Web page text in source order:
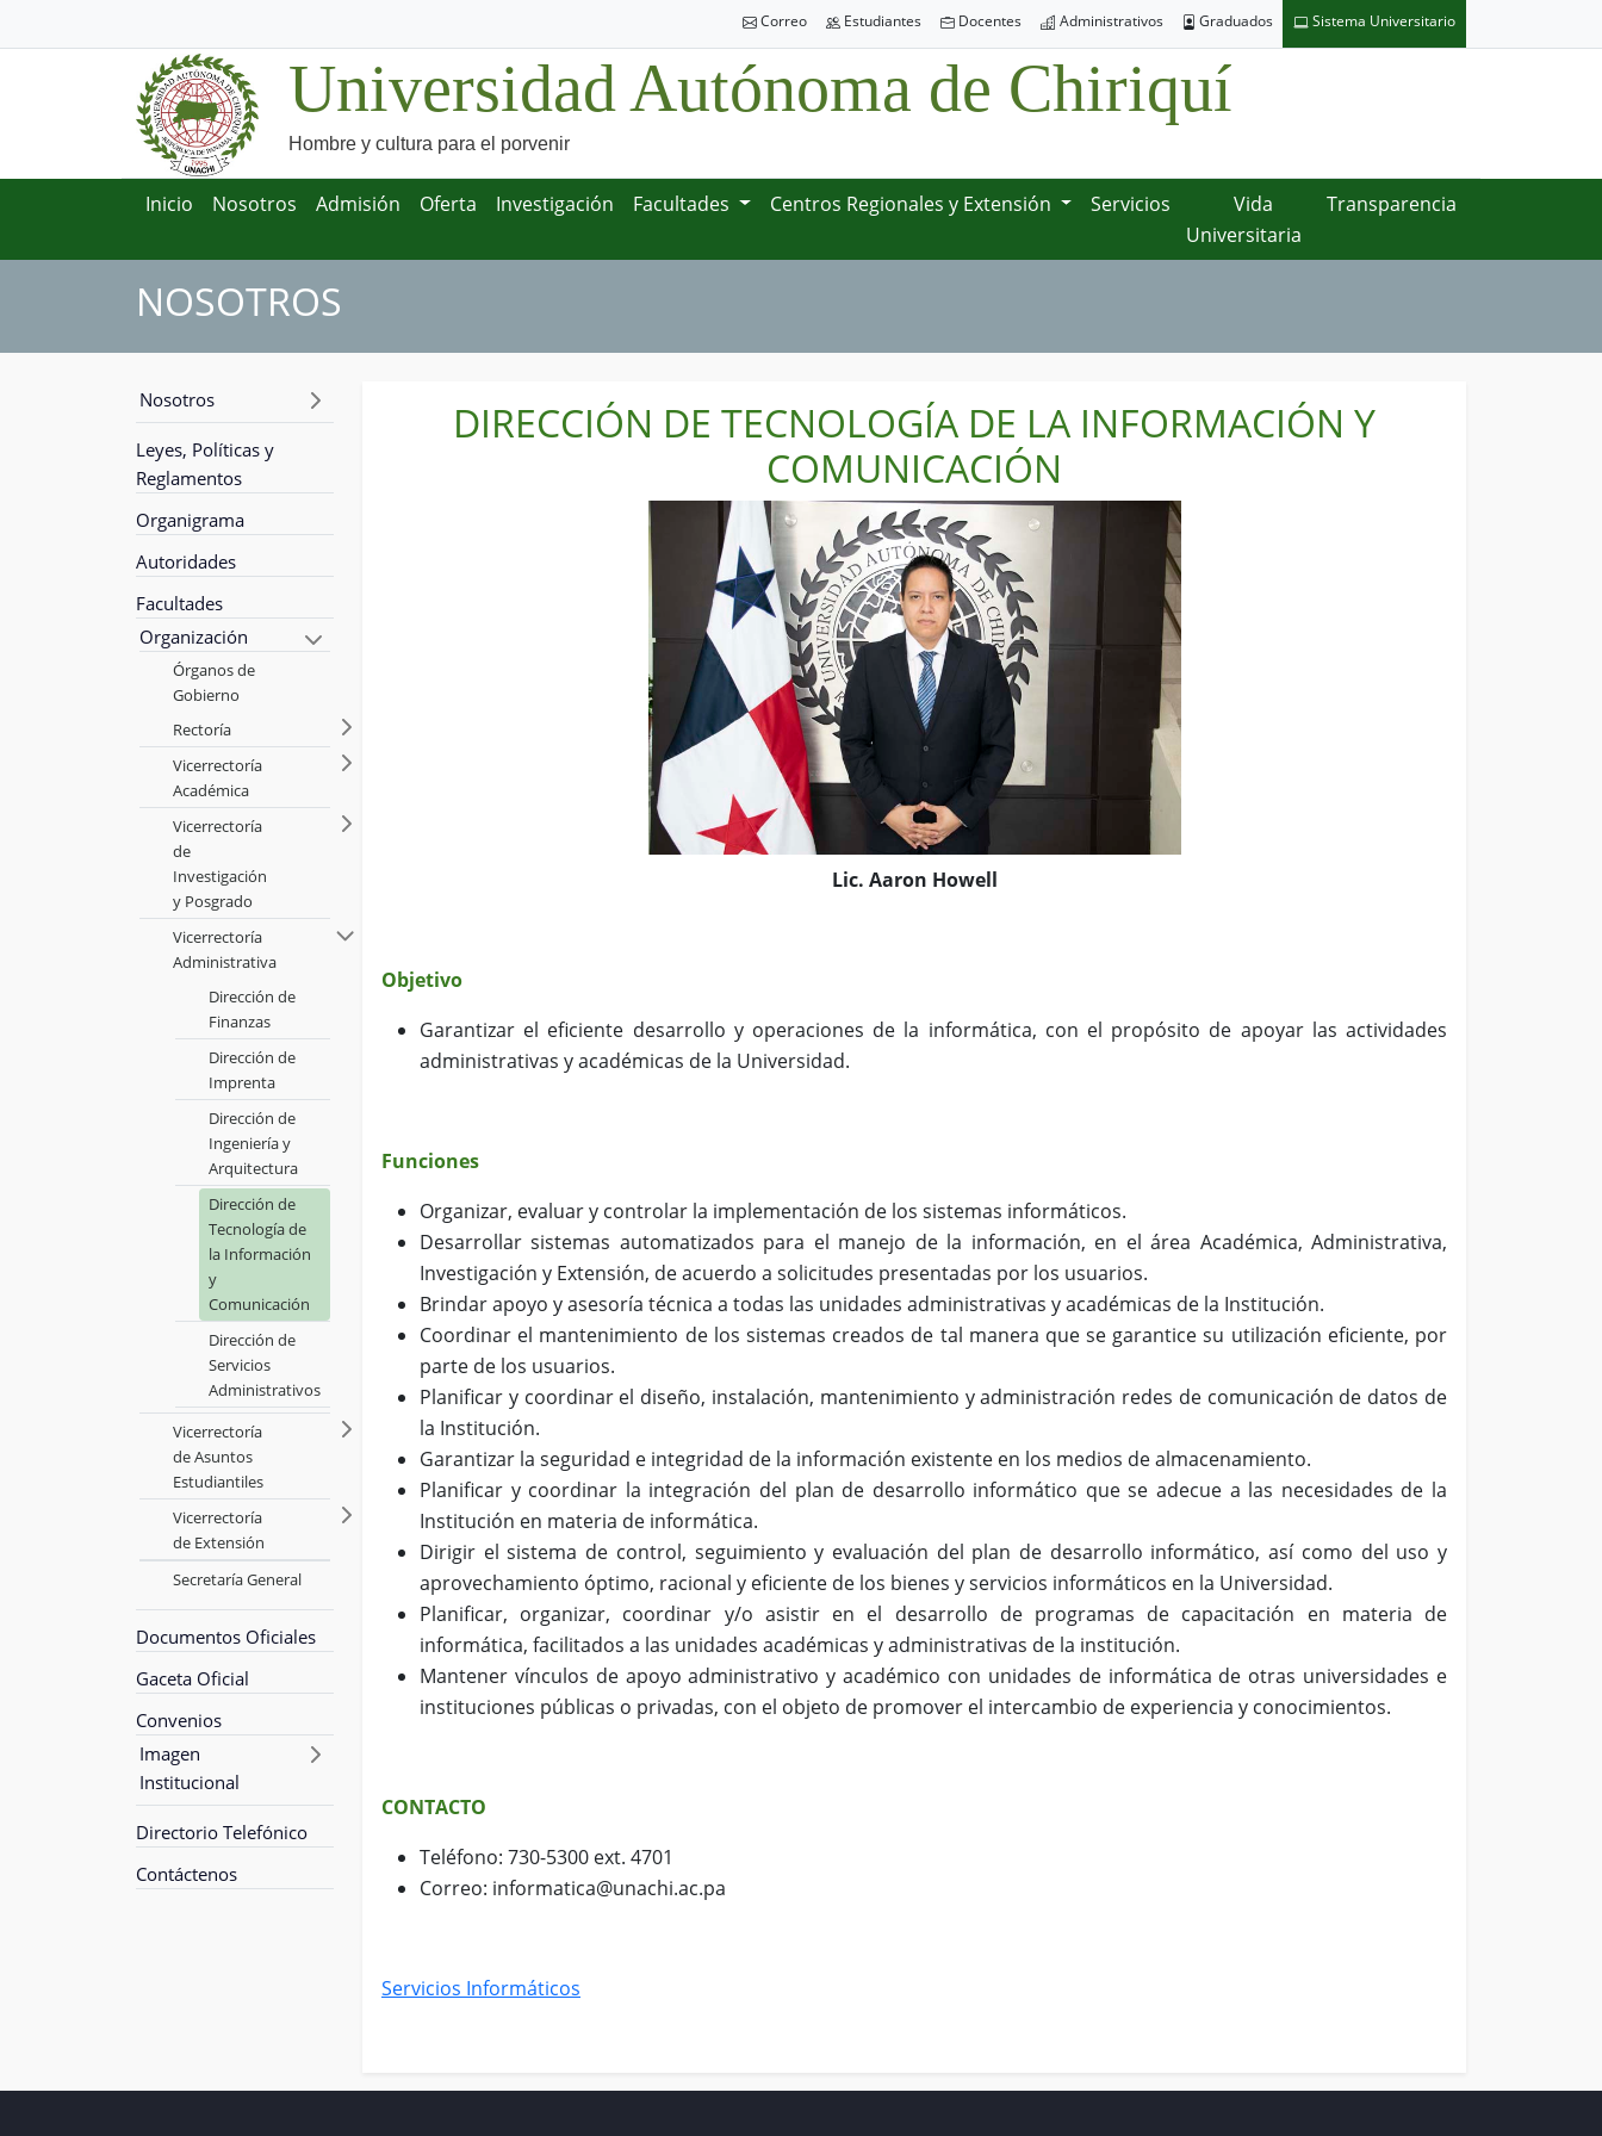
Correo Estudiantes Docentes Administrativos Graduados Sistema Universitario
Universidad Autónoma de Chiriquí
Hombre y cultura para el porvenir
Inicio Nosotros Admisión Oferta Investigación Facultades Centros Regionales y Extensión Servicios
Vida
Universitaria
Transparencia
NOSOTROS
Nosotros
Leyes, Políticas y
Reglamentos
Organigrama
Autoridades
Facultades
Organización
Órganos de
Gobierno
Rectoría
Vicerrectoría
Académica
Vicerrectoría
de
Investigación
y Posgrado
Vicerrectoría
Administrativa
Dirección de
Finanzas
Dirección de
Imprenta
Dirección de
Ingeniería y
Arquitectura
Dirección de
Tecnología de
la Información
y
Comunicación
Dirección de
Servicios
Administrativos
Vicerrectoría
de Asuntos
Estudiantiles
Vicerrectoría
de Extensión
Secretaría General
Documentos Oficiales
Gaceta Oficial
Convenios
Imagen
Institucional
Directorio Telefónico
Contáctenos
DIRECCIÓN DE TECNOLOGÍA DE LA INFORMACIÓN Y
COMUNICACIÓN
Lic. Aaron Howell
Objetivo
Garantizar el eficiente desarrollo y operaciones de la informática, con el propósito de apoyar las actividades
administrativas y académicas de la Universidad.
Funciones
Organizar, evaluar y controlar la implementación de los sistemas informáticos.
Desarrollar sistemas automatizados para el manejo de la información, en el área Académica, Administrativa,
Investigación y Extensión, de acuerdo a solicitudes presentadas por los usuarios.
Brindar apoyo y asesoría técnica a todas las unidades administrativas y académicas de la Institución.
Coordinar el mantenimiento de los sistemas creados de tal manera que se garantice su utilización eficiente, por
parte de los usuarios.
Planificar y coordinar el diseño, instalación, mantenimiento y administración redes de comunicación de datos de
la Institución.
Garantizar la seguridad e integridad de la información existente en los medios de almacenamiento.
Planificar y coordinar la integración del plan de desarrollo informático que se adecue a las necesidades de la
Institución en materia de informática.
Dirigir el sistema de control, seguimiento y evaluación del plan de desarrollo informático, así como del uso y
aprovechamiento óptimo, racional y eficiente de los bienes y servicios informáticos en la Universidad.
Planificar, organizar, coordinar y/o asistir en el desarrollo de programas de capacitación en materia de
informática, facilitados a las unidades académicas y administrativas de la institución.
Mantener vínculos de apoyo administrativo y académico con unidades de informática de otras universidades e
instituciones públicas o privadas, con el objeto de promover el intercambio de experiencia y conocimientos.
CONTACTO
Teléfono: 730-5300 ext. 4701
Correo: informatica@unachi.ac.pa
Servicios Informáticos